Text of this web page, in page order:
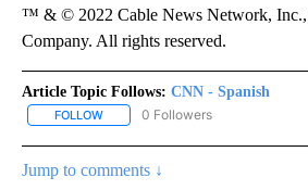
™ & © 2022 Cable News Network, Inc.,
Company. All rights reserved.
Article Topic Follows: CNN - Spanish
FOLLOW FOLLOW "CNN - SPANISH" TO
0 Followers
Jump to comments ↓